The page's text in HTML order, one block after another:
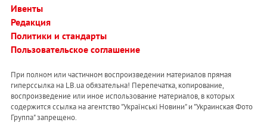
Ивенты
Редакция
Политики и стандарты
Пользовательское соглашение
При полном или частичном воспроизведении материалов прямая
гиперссылка на LB.ua обязательна! Перепечатка, копирование,
воспроизведение или иное использование материалов, в которых
содержится ссылка на агентство "Українськi Новини" и "Украинская Фото
Группа" запрещено.